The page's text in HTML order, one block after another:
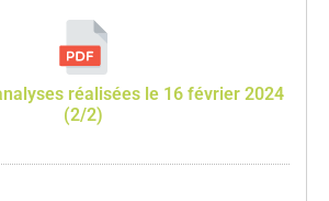
réalisées le 16 février 2024
(2/2)